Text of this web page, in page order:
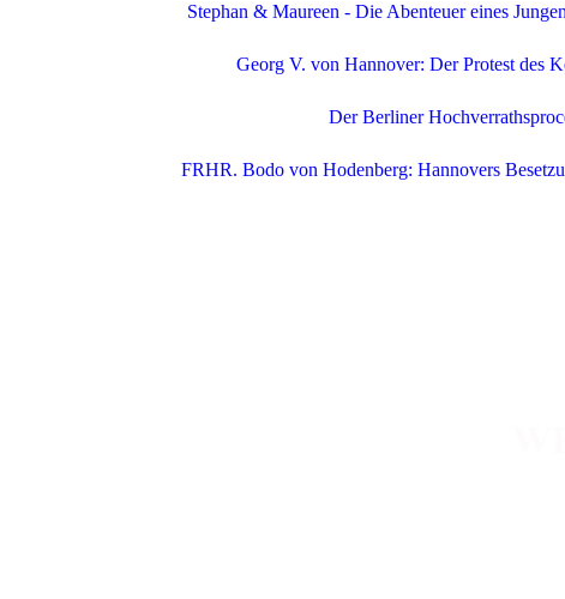
Stephan & Maureen - Die Abenteuer eines
Georg V. von Hannover: Der Protest des
Der Berliner
FRHR. Bodo von Hodenberg: Hannovers